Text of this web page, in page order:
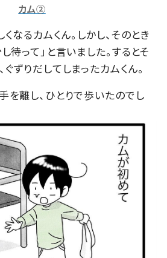
カム②
なるカムくん。しかし、そのとき
待って」と言いました。するとそ
ずりだしてしまったカムくん。
を離し、ひとりで歩いたのでし